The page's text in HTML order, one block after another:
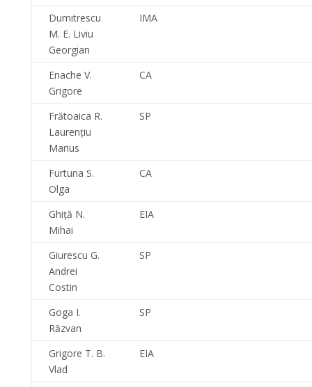
Dumitrescu
M. E. Liviu
Georgian
IMA
Enache V.
Grigore
CA
Frătoaica R.
Laurenţiu
Marius
SP
Furtuna S.
Olga
CA
Ghiţă N.
Mihai
EIA
Giurescu G.
Andrei
Costin
SP
Goga I.
Răzvan
SP
Grigore T. B.
Vlad
EIA